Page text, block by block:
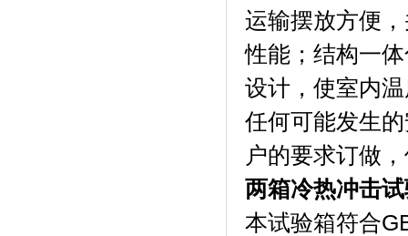
运输摆放方便
性能；结构一
设计，使室内
任何可能发生
户的要求订做
两箱冷热冲击
本试验箱符合